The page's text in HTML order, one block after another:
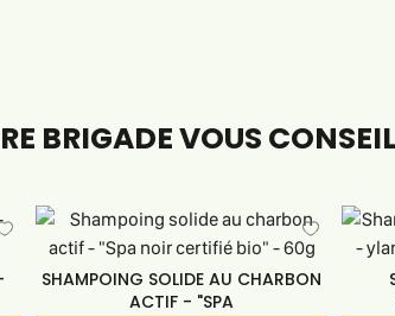
BRIGADE VOUS
SHAMPOING SOLIDE AU CHARBON
ACTIF - "SPA